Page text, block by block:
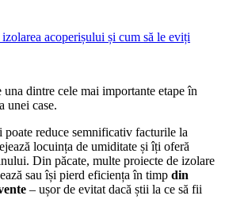
acoperișului și cum să le eviți
dintre cele mai importante etape în
unei case.
reduce semnificativ facturile la
locuința de umiditate și îți oferă
Din păcate, multe proiecte de izolare
sau își pierd eficiența în timp din
– ușor de evitat dacă știi la ce să fii